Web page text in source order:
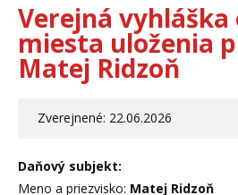
Verejná vyhláška
miesta uloženia
Matej Ridzoň
Zverejnené: 22.06.2026
Daňový subjekt:
Meno a priezvisko: Matej Ridzoň